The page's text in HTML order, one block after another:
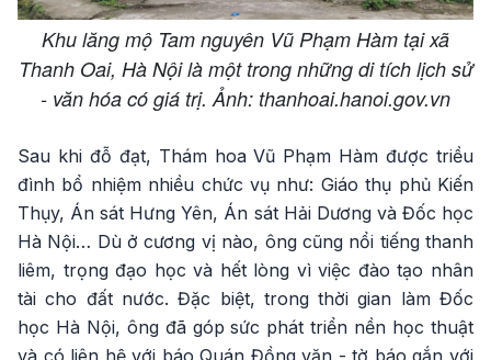
Khu lăng mộ Tam nguyên Vũ Phạm Hàm tại xã
Thanh Oai, Hà Nội là một trong những di tích lịch sử
- văn hóa có giá trị. Ảnh: thanhoai.hanoi.gov.vn
Sau khi đỗ đạt, Thám hoa Vũ Phạm Hàm được triều
đình bổ nhiệm nhiều chức vụ như: Giáo thụ phủ Kiến
Thụy, Án sát Hưng Yên, Án sát Hải Dương và Đốc học
Hà Nội… Dù ở cương vị nào, ông cũng nổi tiếng thanh
liêm, trọng đạo học và hết lòng vì việc đào tạo nhân
tài cho đất nước. Đặc biệt, trong thời gian làm Đốc
học Hà Nội, ông đã góp sức phát triển nền học thuật
và có liên hệ với báo Quán Đồng văn - tờ báo gắn với